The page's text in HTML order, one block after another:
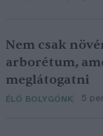
Nem csak
arborétum,
meglátogatni
ÉLŐ BOLYGÓNK 5